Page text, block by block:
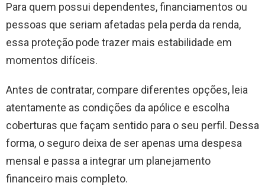
Para quem possui dependentes, financiamentos ou
pessoas que seriam afetadas pela perda da renda,
essa proteção pode trazer mais estabilidade em
momentos difíceis.
Antes de contratar, compare diferentes opções, leia
atentamente as condições da apólice e escolha
coberturas que façam sentido para o seu perfil. Dessa
forma, o seguro deixa de ser apenas uma despesa
mensal e passa a integrar um planejamento
financeiro mais completo.